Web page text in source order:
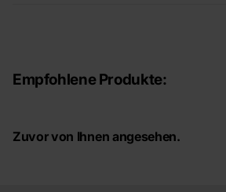
Empfohlene Produkte:
Zuvor von Ihnen angesehen.